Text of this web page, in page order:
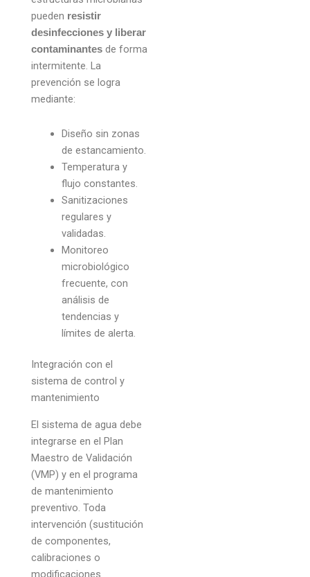
pueden resistir
desinfecciones y liberar
contaminantesde forma
intermitente. La
prevención se logra
mediante:
Diseño sin zonas
de estancamiento.
Temperatura y
flujo constantes.
Sanitizaciones
regulares y
validadas.
Monitoreo
microbiológico
frecuente, con
análisis de
tendencias y
límites de alerta.
Integración con el
sistema de control y
mantenimiento
El sistema de agua debe
integrarse en el Plan
Maestro de Validación
(VMP) y en el programa
de mantenimiento
preventivo. Toda
intervención (sustitución
de componentes,
calibraciones o
modificaciones